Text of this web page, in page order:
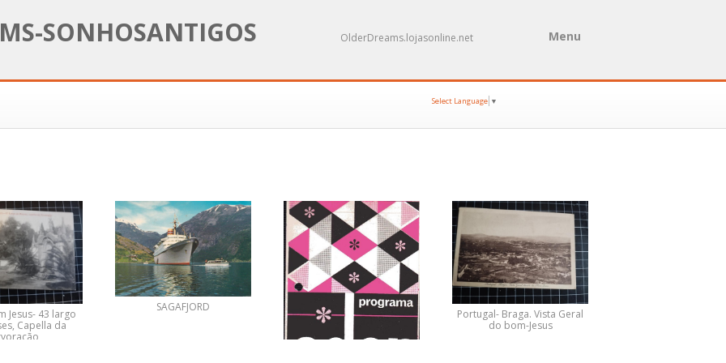
SONHOSANTIGOS OlderDreams.lojasonline.net Menu
Select Language ▼
Jesus- 43 largo
Capella da
SAGAFJORD
Portugal- Braga. Vista Geral
do bom-Jesus